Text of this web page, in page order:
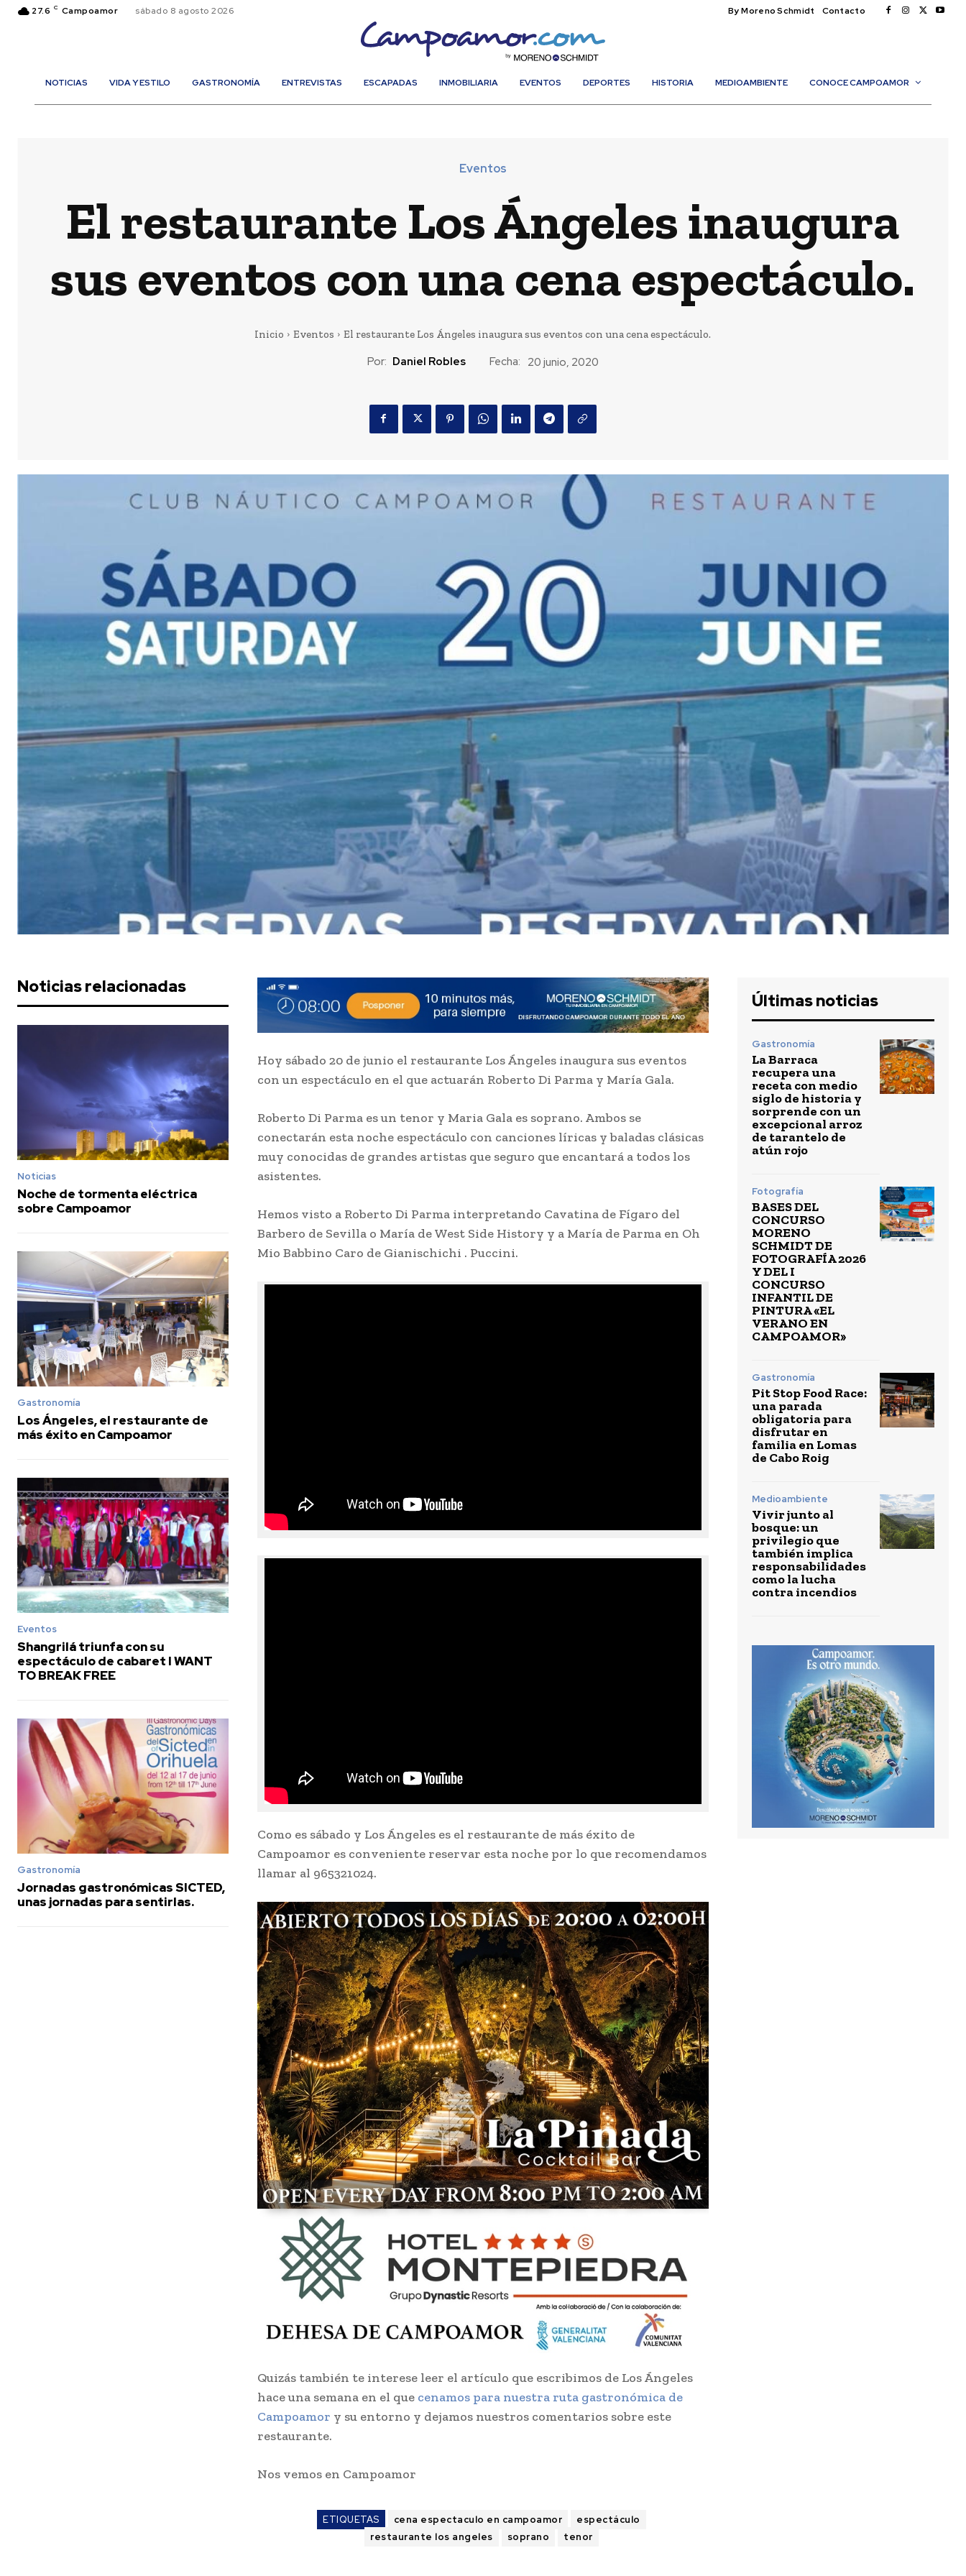
27.6 C Campoamor sábado 8 agosto 2026 By Moreno Schmidt Contacto
NOTICIAS VIDA Y ESTILO GASTRONOMÍA ENTREVISTAS ESCAPADAS INMOBILIARIA EVENTOS DEPORTES HISTORIA MEDIOAMBIENTE CONOCE CAMPOAMOR
Eventos
El restaurante Los Ángeles inaugura
sus eventos con una cena espectáculo.
Inicio Eventos El restaurante Los Ángeles inaugura sus eventos con una cena espectáculo.
Por: Daniel Robles Fecha: 20 junio, 2020
Noticias relacionadas
Noticias
Noche de tormenta eléctrica
sobre Campoamor
Gastronomía
Los Ángeles, el restaurante de
más éxito en Campoamor
Eventos
Shangrilá triunfa con su
espectáculo de cabaret I WANT
TO BREAK FREE
Gastronomía
Jornadas gastronómicas SICTED,
unas jornadas para sentirlas.
Hoy sábado 20 de junio el restaurante Los Ángeles inaugura sus eventos
con un espectáculo en el que actuarán Roberto Di Parma y María Gala.
Roberto Di Parma es un tenor y Maria Gala es soprano. Ambos se
conectarán esta noche espectáculo con canciones líricas y baladas clásicas
muy conocidas de grandes artistas que seguro que encantará a todos los
asistentes.
Hemos visto a Roberto Di Parma interpretando Cavatina de Fígaro del
Barbero de Sevilla o María de West Side History y a María de Parma en Oh
Mio Babbino Caro de Gianischichi . Puccini.
Como es sábado y Los Ángeles es el restaurante de más éxito de
Campoamor es conveniente reservar esta noche por lo que recomendamos
llamar al 965321024.
Quizás también te interese leer el artículo que escribimos de Los Ángeles
hace una semana en el que cenamos para nuestra ruta gastronómica de
Campoamor y su entorno y dejamos nuestros comentarios sobre este
restaurante.
Nos vemos en Campoamor
ETIQUETAS cena espectaculo en campoamor
espectáculo
restaurante los angeles
soprano tenor
Últimas noticias
Gastronomía
La Barraca
recupera una
receta con medio
siglo de historia y
sorprende con un
excepcional arroz
de tarantelo de
atún rojo
Fotografía
BASES DEL
CONCURSO
MORENO
SCHMIDT DE
FOTOGRAFÍA 2026
Y DEL I
CONCURSO
INFANTIL DE
PINTURA «EL
VERANO EN
CAMPOAMOR»
Gastronomía
Pit Stop Food Race:
una parada
obligatoria para
disfrutar en
familia en Lomas
de Cabo Roig
Medioambiente
Vivir junto al
bosque: un
privilegio que
también implica
responsabilidades
como la lucha
contra incendios